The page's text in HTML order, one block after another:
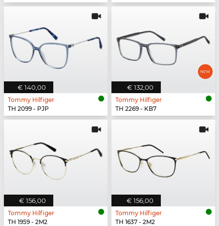
€ 140,00
Tommy Hilfiger
TH 2099 - PJP
€ 132,00
Tommy Hilfiger
TH 2269 - KB7
€ 156,00
Tommy Hilfiger
TH 1959 - 2M2
€ 156,00
Tommy Hilfiger
TH 1637 - 2M2